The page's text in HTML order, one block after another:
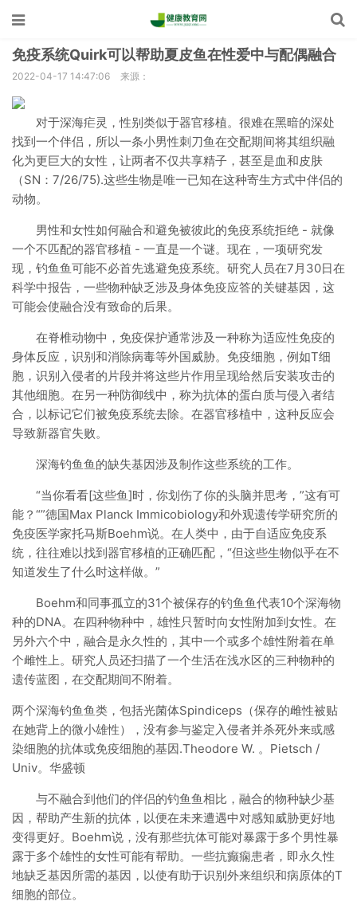
免疫系统Quirk可以帮助夏皮鱼在性爱中与配偶融合
2022-04-17 14:47:06 来源：
对于深海疟灵，性别类似于器官移植。很难在黑暗的深处
找到一个伴侣，所以一条小男性刺刀鱼在交配期间将其组织融
化为更巨大的女性，让两者不仅共享精子，甚至是血和皮肤
（SN：7/26/75).这些生物是唯一已知在这种寄生方式中伴侣的
动物。
男性和女性如何融合和避免被彼此的免疫系统拒绝 - 就像
一个不匹配的器官移植 - 一直是一个谜。现在，一项研究发
现，钓鱼鱼可能不必首先逃避免疫系统。研究人员在7月30日在
科学中报告，一些物种缺乏涉及身体免疫应答的关键基因，这
可能会使融合没有致命的后果。
在脊椎动物中，免疫保护通常涉及一种称为适应性免疫的
身体反应，识别和消除病毒等外国威胁。免疫细胞，例如T细
胞，识别入侵者的片段并将这些片作用呈现给然后安装攻击的
其他细胞。在另一种防御线中，称为抗体的蛋白质与侵入者结
合，以标记它们被免疫系统去除。在器官移植中，这种反应会
导致新器官失败。
深海钓鱼鱼的缺失基因涉及制作这些系统的工作。
“当你看看[这些鱼]时，你划伤了你的头脑并思考，”这有可
能？“”德国Max Planck Immicobiology和外观遗传学研究所的
免疫医学家托马斯Boehm说。在人类中，由于自适应免疫系
统，往往难以找到器官移植的正确匹配，“但这些生物似乎在不
知道发生了什么时这样做。”
Boehm和同事孤立的31个被保存的钓鱼鱼代表10个深海物
种的DNA。在四种物种中，雄性只暂时向女性附加到女性。在
另外六个中，融合是永久性的，其中一个或多个雄性附着在单
个雌性上。研究人员还扫描了一个生活在浅水区的三种物种的
遗传蓝图，在交配期间不附着。
两个深海钓鱼鱼类，包括光菌体Spindiceps（保存的雌性被贴
在她背上的微小雄性），没有参与鉴定入侵者并杀死外来或感
染细胞的抗体或免疫细胞的基因.Theodore W. 。Pietsch /
Univ。华盛顿
与不融合到他们的伴侣的钓鱼鱼相比，融合的物种缺少基
因，帮助产生新的抗体，以便在未来遭遇中对感知威胁更好地
变得更好。Boehm说，没有那些抗体可能对暴露于多个男性暴
露于多个雄性的女性可能有帮助。一些抗癫痫患者，即永久性
地缺乏基因所需的基因，以使有助于识别外来组织和病原体的T
细胞的部位。